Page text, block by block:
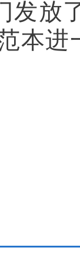
发放
本